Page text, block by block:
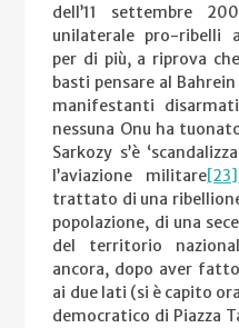
dell’11 settembre
unilaterale pro-ribelli
per di più, a riprova
basti pensare al
manifestanti
nessuna Onu ha
Sarkozy s’è
l’aviazione militare[23]
trattato di una
popolazione, di una
del territorio
ancora, dopo aver fatto
ai due lati (si è capito
democratico di Piazza